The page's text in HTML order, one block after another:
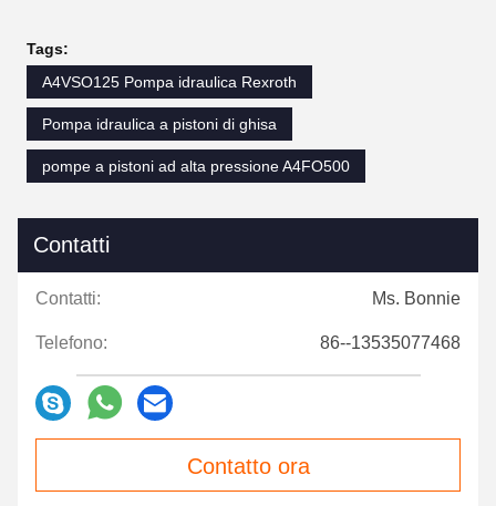
Tags:
A4VSO125 Pompa idraulica Rexroth
Pompa idraulica a pistoni di ghisa
pompe a pistoni ad alta pressione A4FO500
Contatti
Contatti: Ms. Bonnie
Telefono: 86--13535077468
Contatto ora